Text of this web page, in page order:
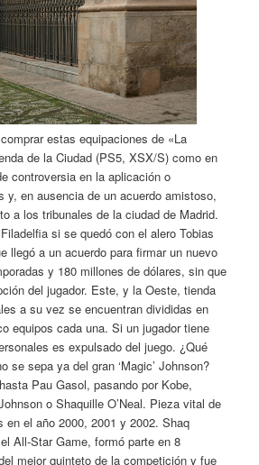
estas equipaciones de «La
de la Ciudad (PS5, XSX/S) como en
controversia en la aplicación o
y, en ausencia de un acuerdo amistoso,
a los tribunales de la ciudad de Madrid.
si se quedó con el alero Tobias
llegó a un acuerdo para firmar un nuevo
y 180 millones de dólares, sin que
del jugador. Este, y la Oeste, tienda
a su vez se encuentran divididas en
equipos cada una. Si un jugador tiene
es expulsado del juego. ¿Qué
se sepa ya del gran ‘Magic’ Johnson?
Pau Gasol, pasando por Kobe,
o Shaquille O’Neal. Pieza vital de
en el año 2000, 2001 y 2002. Shaq
All-Star Game, formó parte en 8
mejor quinteto de la competición y fue